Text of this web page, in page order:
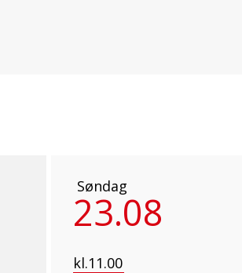
Søndag
23.08
kl.11.00